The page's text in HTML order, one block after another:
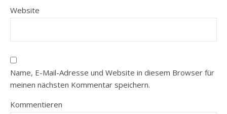
Website
Name, E-Mail-Adresse und Website in diesem Browser für
meinen nächsten Kommentar speichern.
Kommentieren